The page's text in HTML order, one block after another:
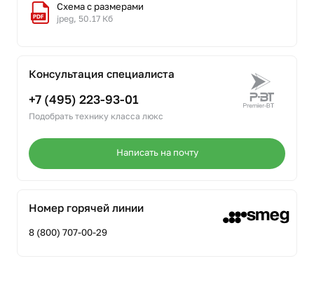
Схема с размерами
jpeg, 50.17 Кб
Консультация специалиста
+7 (495) 223-93-01
Подобрать технику класса люкс
Написать на почту
Номер горячей линии
8 (800) 707-00-29